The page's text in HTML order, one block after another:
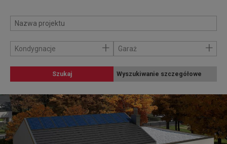
Kondygnacje + Garaż +
Szukaj Wyszukiwanie szczegółowe